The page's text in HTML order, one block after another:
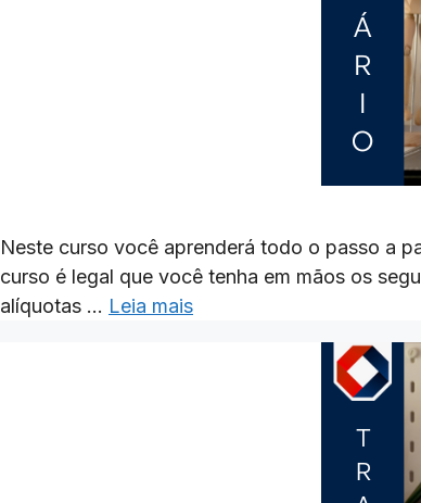
Neste curso você aprenderá todo o passo a
curso é legal que você tenha em mãos os
alíquotas … Leia mais